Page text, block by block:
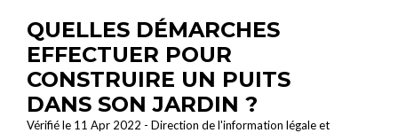
QUELLES DÉMARCHES
EFFECTUER POUR
CONSTRUIRE UN PUITS
DANS SON JARDIN ?
Vérifié le 11 Apr 2022 - Direction de l'information légale et